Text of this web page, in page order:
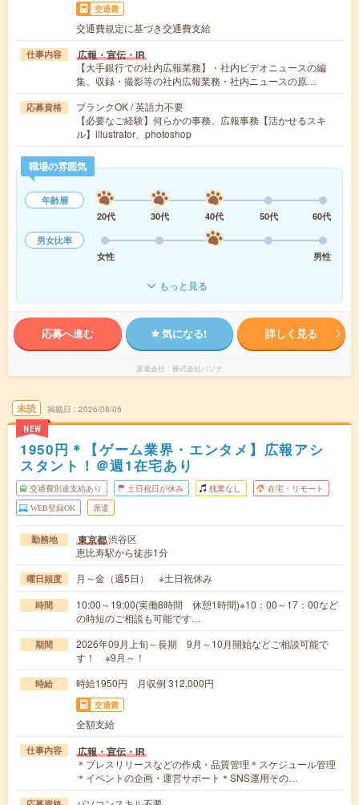
交通費
交通費規定に基づき交通費支給
仕事内容 広報・宣伝・IR
【大手銀行での社内広報業務】・社内ビデオニュースの編
集、収録・撮影等の社内広報業務・社内ニュースの原…
応募資格
ブランクOK / 英語力不要
【必要なご経験】何らかの事務、広報事務【活かせるスキ
ル】illustrator、photoshop
職場の雰囲気
年齢層
20代
30代 40代 50代
60代
男女比率
女性
男性
もっと見る
応募へ進む 気になる! 詳しく見る
派遣会社 株式会社パソナ
未読
NEW
掲載日 2026/08/05
1950円＊【ゲーム業界・エンタメ】広報アシ
スタント！＠週1在宅あり
交通費別途支給あり 土日祝日が休み 残業なし 在宅・リモート
WEB登録OK 派遣
勤務地 東京都渋谷区
恵比寿駅から徒歩1分
曜日頻度 月～金（週5日） ※土日祝休み
時間
10:00～19:00(実働8時間 休憩1時間)※10：00～17：00など
の時短のご相談も可能です…
期間
2026年09月上旬～長期 9月～10月開始などご相談可能で
す！ ※9月～！
時給 時給1950円 月収例 312,000円
交通費
全額支給
仕事内容 広報・宣伝・IR
＊プレスリリースなどの作成・品質管理＊スケジュール管理
＊イベントの企画・運営サポート＊SNS運用その…